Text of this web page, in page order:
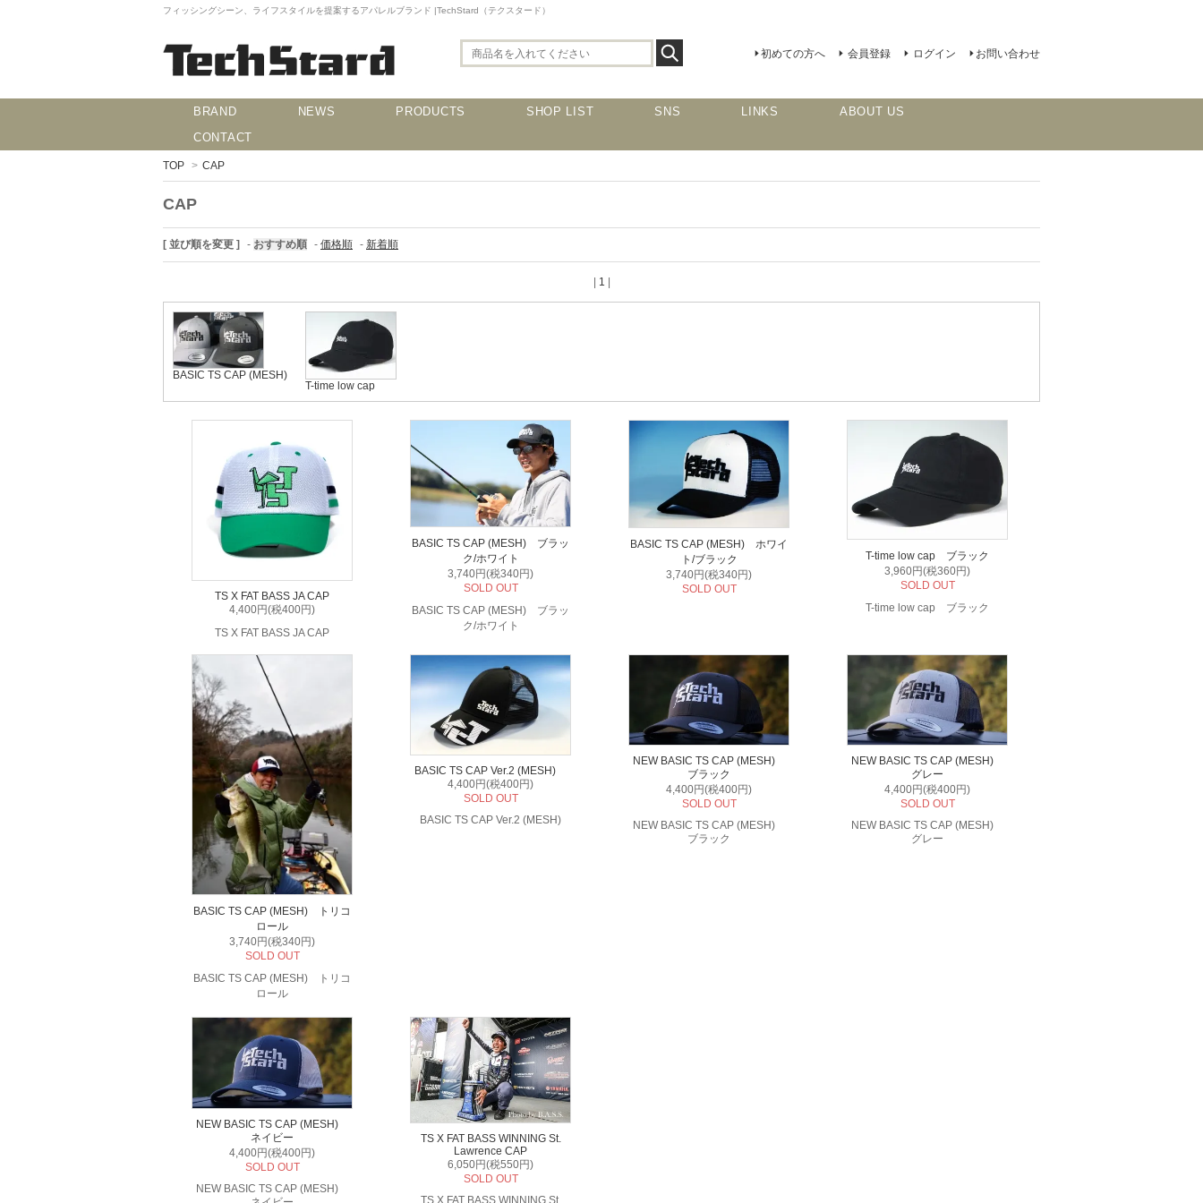
フィッシングシーン、ライフスタイルを提案するアパレルブランド |TechStard（テクスタード）
初めての方へ 会員登録 ログイン お問い合わせ
BRAND NEWS PRODUCTS SHOP LIST SNS LINKS
ABOUT US
CONTACT
TOP > CAP
CAP
[ 並び順を変更 ] - おすすめ順 - 価格順 - 新着順
1
BASIC TS CAP (MESH)
T-time low cap
TS X FAT BASS JA CAP
4,400円(税400円)
TS X FAT BASS JA CAP
BASIC TS CAP (MESH) ブラッ
ク/ホワイト
3,740円(税340円)
SOLD OUT
BASIC TS CAP (MESH) ブラッ
ク/ホワイト
BASIC TS CAP (MESH) ホワイ
ト/ブラック
3,740円(税340円)
SOLD OUT
T-time low cap ブラック
3,960円(税360円)
SOLD OUT
T-time low cap ブラック
BASIC TS CAP (MESH) トリコ
ロール
3,740円(税340円)
SOLD OUT
BASIC TS CAP (MESH) トリコ
ロール
BASIC TS CAP Ver.2 (MESH)
4,400円(税400円)
SOLD OUT
BASIC TS CAP Ver.2 (MESH)
NEW BASIC TS CAP (MESH)
ブラック
4,400円(税400円)
SOLD OUT
NEW BASIC TS CAP (MESH)
ブラック
NEW BASIC TS CAP (MESH)
グレー
4,400円(税400円)
SOLD OUT
NEW BASIC TS CAP (MESH)
グレー
NEW BASIC TS CAP (MESH)
ネイビー
4,400円(税400円)
SOLD OUT
NEW BASIC TS CAP (MESH)
TS X FAT BASS WINNING St.
Lawrence CAP
6,050円(税550円)
SOLD OUT